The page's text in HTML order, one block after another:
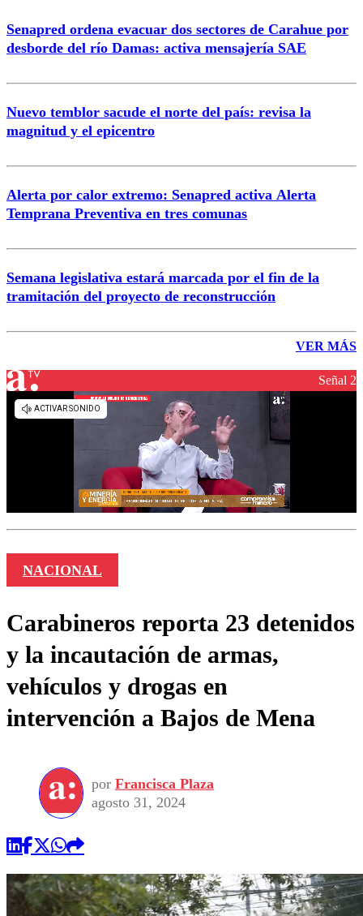
Senapred ordena evacuar dos sectores de Carahue por
desborde del río Damas: activa mensajería SAE
Nuevo temblor sacude el norte del país: revisa la
magnitud y el epicentro
Alerta por calor extremo: Senapred activa Alerta
Temprana Preventiva en tres comunas
Semana legislativa estará marcada por el fin de la
tramitación del proyecto de reconstrucción
VER MÁS
Señal 2
NACIONAL
Carabineros reporta 23 detenidos
y la incautación de armas,
vehículos y drogas en
intervención a Bajos de Mena
por Francisca Plaza
agosto 31, 2024